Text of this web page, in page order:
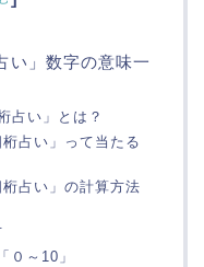
い」数字の意味一
占い」とは？
占い」って当たる
占い」の計算方法
０～10」